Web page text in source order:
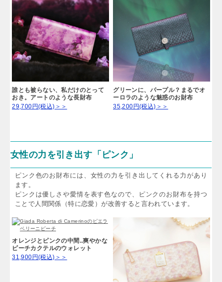
誰とも被らない、私だけのとって
おき。アートのような長財布
29,700円(税込)＞＞
グリーンに、パープル？まるでオ
ーロラのような魅惑のお財布
35,200円(税込)＞＞
女性の力を引き出す「ピンク」
ピンク色のお財布には、女性の力を引き出してくれる力があり
ます。
ピンクは優しさや愛情を表す色なので、ピンクのお財布を持つ
ことで人間関係（特に恋愛）が改善すると言われています。
オレンジとピンクの中間..爽やかな
ピーチカクテルのウォレット
31,900円(税込)＞＞